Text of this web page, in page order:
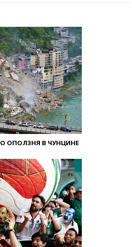
ОПОЛЗНЯ В ЧУНЦИНЕ